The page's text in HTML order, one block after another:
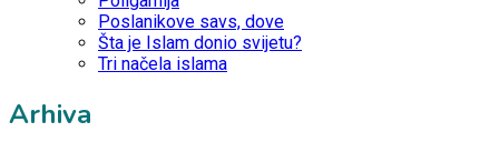
Poslanikove savs, dove
Šta je Islam donio svijetu?
Tri načela islama
Arhiva